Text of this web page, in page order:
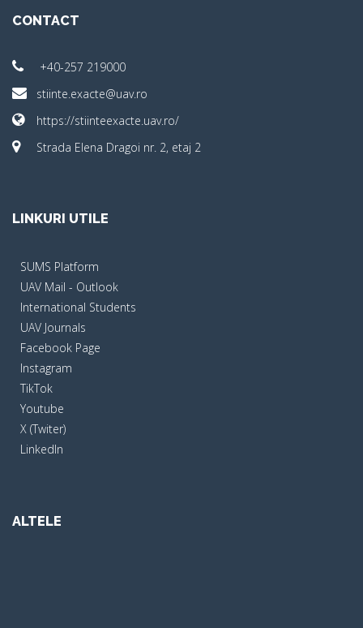
CONTACT
+40-257 219000
stiinte.exacte@uav.ro
https://stiinteexacte.uav.ro/
Strada Elena Dragoi nr. 2, etaj 2
LINKURI UTILE
SUMS Platform
UAV Mail - Outlook
International Students
UAV Journals
Facebook Page
Instagram
TikTok
Youtube
X (Twiter)
LinkedIn
ALTELE